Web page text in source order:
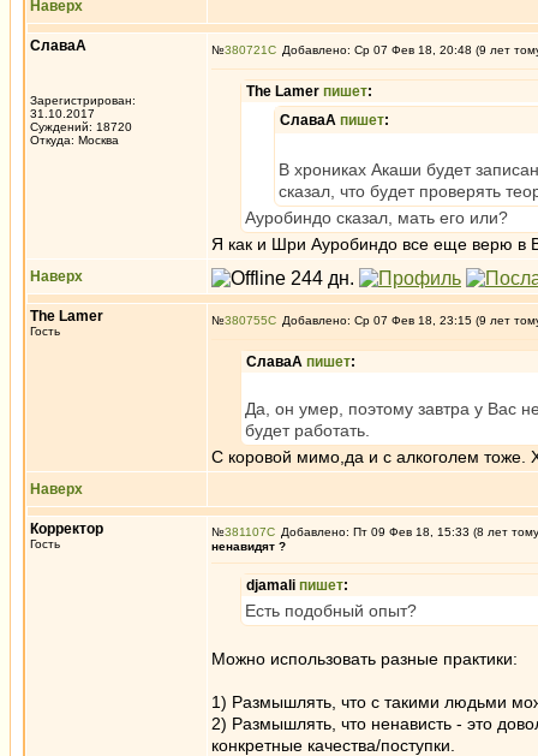
Наверх
СлаваА
Зарегистрирован:
31.10.2017
Суждений: 18720
Откуда: Москва
№380721 Добавлено: Ср 07 Фев 18, 20:48 (9 лет
The Lamer пишет:
СлаваА пишет:
В хрониках Акаши будет
сказал, что будет проверять
Ауробиндо сказал, мать его или?
Я как и Шри Ауробиндо все еще верю в
Наверх
The Lamer
Гость
№380755 Добавлено: Ср 07 Фев 18, 23:15 (9 лет
СлаваА пишет:
Да, он умер, поэтому завтра у Вас
будет работать.
С коровой мимо,да и с алкоголем
Наверх
Корректор
Гость
№381107
Добавлено: Пт 09 Фев 18, 15:33 (8 лет
ненавидят ?
djamali пишет:
Есть подобный опыт?
Можно использовать разные практики:
1) Размышлять, что с такими людьми
2) Размышлять, что ненависть - это
конкретные качества/поступки.